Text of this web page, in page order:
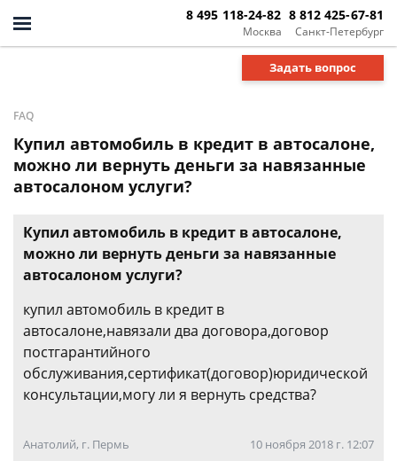
Москва
8 495 118-24-82
Санкт-Петербург
8 812 425-67-81
Задать вопрос
FAQ
Купил автомобиль в кредит в автосалоне,
можно ли вернуть деньги за навязанные
автосалоном услуги?
Купил автомобиль в кредит в автосалоне,
можно ли вернуть деньги за навязанные
автосалоном услуги?
купил автомобиль в кредит в
автосалоне,навязали два договора,договор
постгарантийного
обслуживания,сертификат(договор)юридической
консультации,могу ли я вернуть средства?
Анатолий, г. Пермь 10 ноября 2018 г. 12:07